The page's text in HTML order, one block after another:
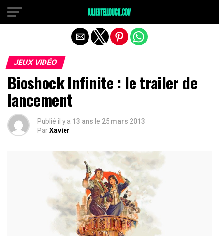
JEUX VIDÉO
Bioshock Infinite : le trailer de
lancement
Publié il y a 13 ans le 25 mars 2013
ParXavier